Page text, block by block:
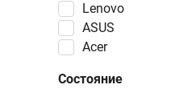
Lenovo
ASUS
Acer
Состояние